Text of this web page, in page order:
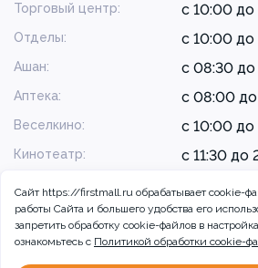
Торговый центр: с 10:00 до
Отделы: с 10:00 до
Ашан: с 08:30
Аптека: с 08:00
Веселкино: с 10:00 до
Кинотеатр: с 11:30 до
Сайт https://firstmall.ru обрабатывает cookie-
работы Сайта и большего удобства его
запретить обработку сookie-файлов в
ознакомьтесь с Политикой обработки cookie-